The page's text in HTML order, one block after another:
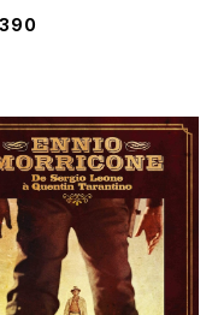
Picture Soundtrac
アンチャーテッド